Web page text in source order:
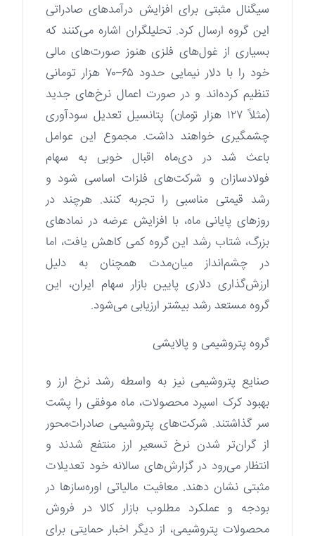
سیگنال مثبتی برای افزایش درآمدهای صادراتی
این گروه ارسال کرد. تحلیلگران اشاره می‌کنند که
بسیاری از غول‌های فلزی هنوز صورت‌های مالی
خود را با دلار نیمایی حدود ۶۵–۷۰ هزار تومانی
تنظیم کرده‌اند و در صورت اعمال نرخ‌های جدید
(مثلاً ۱۲۷ هزار تومان) پتانسیل تعدیل سودآوری
چشمگیری خواهند داشت. مجموع این عوامل
باعث شد در دی‌ماه اقبال خوبی به سهام
فولادسازان و شرکت‌های فلزات اساسی شود و
رشد قیمتی مناسبی را تجربه کنند. هرچند در
روزهای پایانی ماه، با افزایش عرضه در نمادهای
بزرگ، شتاب رشد این گروه کمی کاهش یافت، اما
در چشم‌انداز میان‌مدت همچنان به دلیل
ارزش‌گذاری دلاری پایین بازار سهام ایران، این
گروه مستعد رشد بیشتر ارزیابی می‌شود.
گروه پتروشیمی و پالایشی
صنایع پتروشیمی نیز به واسطه رشد نرخ ارز و
بهبود کرک اسپرد محصولات، ماه موفقی را پشت
سر گذاشتند. شرکت‌های پتروشیمی صادرات‌محور
از گران‌تر شدن نرخ تسعیر ارز منتفع شدند و
انتظار می‌رود در گزارش‌های سالانه خود تعدیلات
مثبتی نشان دهند. معافیت مالیاتی اوره‌سازها در
بودجه و عملکرد مطلوب بازار کالا در فروش
محصولات پتروشیمی، از دیگر اخبار حمایتی برای